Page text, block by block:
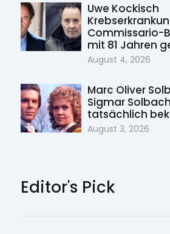
Uwe Kockisch
Commissario-
mit 81 Jahren
August 4, 2026
Marc Oliver
Sigmar
tatsächlich
August 3, 2026
Editor's Pick